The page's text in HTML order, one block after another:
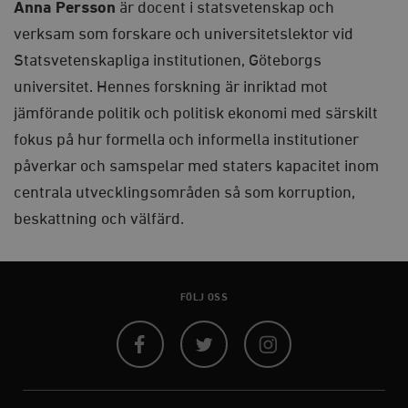
Anna Persson är docent i statsvetenskap och
verksam som forskare och universitetslektor vid
Statsvetenskapliga institutionen, Göteborgs
universitet. Hennes forskning är inriktad mot
jämförande politik och politisk ekonomi med särskilt
fokus på hur formella och informella institutioner
påverkar och samspelar med staters kapacitet inom
centrala utvecklingsområden så som korruption,
beskattning och välfärd.
FÖLJ OSS
Marknadsföring Funktioner
Strikt nödvändiga kakor tillåter
kärnwebbplatsfunktioner som användarinloggning
och kontohantering. Webbplatsen kan inte användas
ordentligt utan strikt nödvändiga cookies.
Namn
Leverantör
Inc.